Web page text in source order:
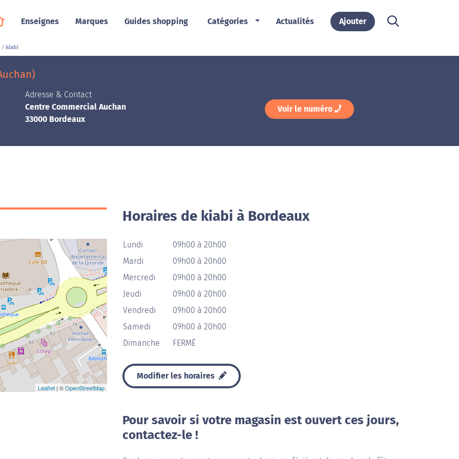
Enseignes Marques Guides shopping Catégories Actualités Ajouter
kiabi
Adresse & Contact
Centre Commercial Auchan
33000 Bordeaux
Voir le numéro
Leaflet | ©OpenStreetMap
Horaires de kiabi à Bordeaux
Lundi
09h00 à 20h00
Mardi
09h00 à 20h00
Mercredi
09h00 à 20h00
Jeudi
09h00 à 20h00
Vendredi
09h00 à 20h00
Samedi
09h00 à 20h00
Dimanche
FERMÉ
Modifier les horaires
Pour savoir si votre magasin est ouvert ces jours,
contactez-le !